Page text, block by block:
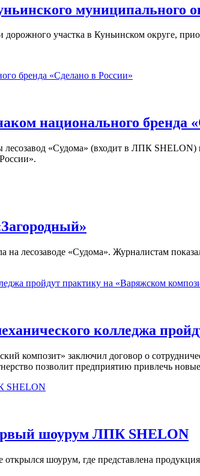
муниципального
дорожного участка в Куньинском округе,
национального бренда
«Судома» (входит в ЛПК
на лесозаводе «Судома». Журналистам
колледжа
композит» заключил договор о
позволит предприятию привлечь
шоурум ЛПК SHELON
шоурум, где представлена